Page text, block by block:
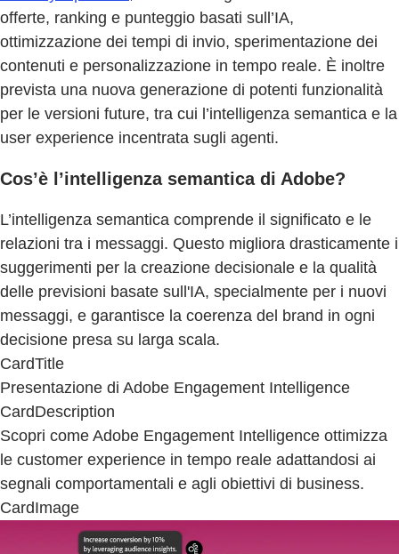
offerte, ranking e punteggio basati sull’IA,
ottimizzazione dei tempi di invio, sperimentazione dei
contenuti e personalizzazione in tempo reale. È inoltre
prevista una nuova generazione di potenti funzionalità
per le versioni future, tra cui l’intelligenza semantica e la
user experience incentrata sugli agenti.
Cos’è l’intelligenza semantica di Adobe?
L’intelligenza semantica comprende il significato e le
relazioni tra i messaggi. Questo migliora drasticamente i
suggerimenti per la creazione decisionale e la qualità
delle previsioni basate sull'IA, specialmente per i nuovi
messaggi, e garantisce la coerenza del brand in ogni
decisione presa su larga scala.
CardTitle
Presentazione di Adobe Engagement Intelligence
CardDescription
Scopri come Adobe Engagement Intelligence ottimizza
le customer experience in tempo reale adattandosi ai
segnali comportamentali e agli obiettivi di business.
CardImage